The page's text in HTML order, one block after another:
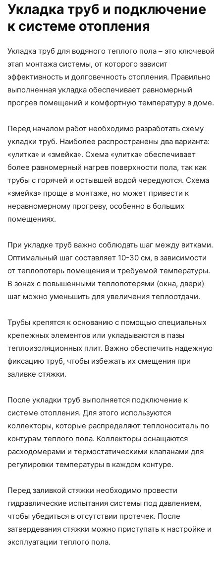
Укладка труб и подключение
к системе отопления
Укладка труб для водяного теплого пола – это ключевой
этап монтажа системы, от которого зависит
эффективность и долговечность отопления. Правильно
выполненная укладка обеспечивает равномерный
прогрев помещений и комфортную температуру в доме.
Перед началом работ необходимо разработать схему
укладки труб. Наиболее распространены два варианта:
«улитка» и «змейка». Схема «улитка» обеспечивает
более равномерный нагрев поверхности пола, так как
трубы с горячей и остывшей водой чередуются. Схема
«змейка» проще в монтаже, но может привести к
неравномерному прогреву, особенно в больших
помещениях.
При укладке труб важно соблюдать шаг между витками.
Оптимальный шаг составляет 10-30 см, в зависимости
от теплопотерь помещения и требуемой температуры.
В зонах с повышенными теплопотерями (окна, двери)
шаг можно уменьшить для увеличения теплоотдачи.
Трубы крепятся к основанию с помощью специальных
крепежных элементов или укладываются в пазы
теплоизоляционных плит. Важно обеспечить надежную
фиксацию труб, чтобы избежать их смещения при
заливке стяжки.
После укладки труб выполняется подключение к
системе отопления. Для этого используются
коллекторы, которые распределяют теплоноситель по
контурам теплого пола. Коллекторы оснащаются
расходомерами и термостатическими клапанами для
регулировки температуры в каждом контуре.
Перед заливкой стяжки необходимо провести
гидравлические испытания системы под давлением,
чтобы убедиться в отсутствии протечек. После
затвердевания стяжки можно приступать к настройке и
эксплуатации теплого пола.